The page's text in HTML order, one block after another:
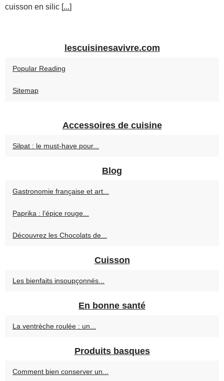
cuisson en silic [...]
lescuisinesavivre.com
Popular Reading
Sitemap
Accessoires de cuisine
Silpat : le must-have pour...
Blog
Gastronomie française et art...
Paprika : l’épice rouge...
Découvrez les Chocolats de...
Cuisson
Les bienfaits insoupçonnés...
En bonne santé
La ventrèche roulée : un...
Produits basques
Comment bien conserver un...